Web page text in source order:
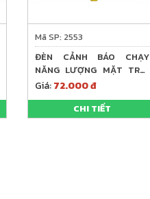
Mã SP: 2553
ĐÈN CẢNH BÁO CHẠY
NĂNG LƯỢNG MẶT TRỜI
LOẠI BÉ
Giá:72.000 đ
CHI TIẾT